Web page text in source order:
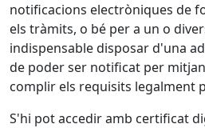
notificacions electròniques de
els tràmits, o bé per a un o
indispensable disposar d'una
de poder ser notificat per
complir els requisits legalment
S'hi pot accedir amb certificat